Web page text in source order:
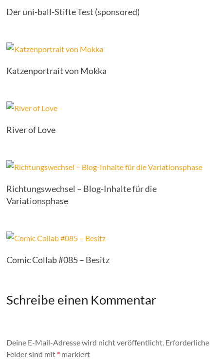
Der uni-ball-Stifte Test (sponsored)
Katzenportrait von Mokka
River of Love
Richtungswechsel – Blog-Inhalte für die
Variationsphase
Comic Collab #085 – Besitz
Schreibe einen Kommentar
Deine E-Mail-Adresse wird nicht veröffentlicht. Erforderliche
Felder sind mit * markiert